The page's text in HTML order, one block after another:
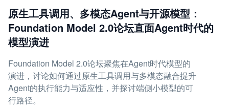
原生工具调用、多模态Agent与开源模型：
Foundation Model 2.0论坛直面Agent时代的
模型演进
Foundation Model 2.0论坛聚焦在Agent时代模型的
演进，讨论如何通过原生工具调用与多模态融合提升
Agent的执行能力与适应性，并探讨端侧小模型的可
行路径。